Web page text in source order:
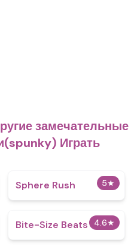
замечательные
Играть
5★
Sphere Rush
4.6★
Bite-Size Beats